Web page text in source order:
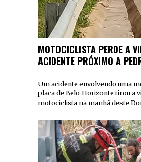
MOTOCICLISTA PERDE A
ACIDENTE PRÓXIMO A
Um acidente envolvendo uma
placa de Belo Horizonte tirou a
motociclista na manhã deste